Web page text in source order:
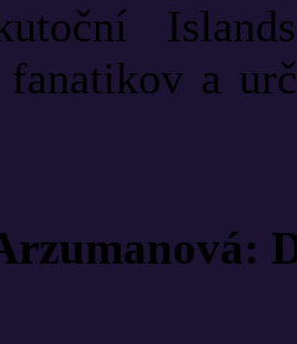
fanatikov a